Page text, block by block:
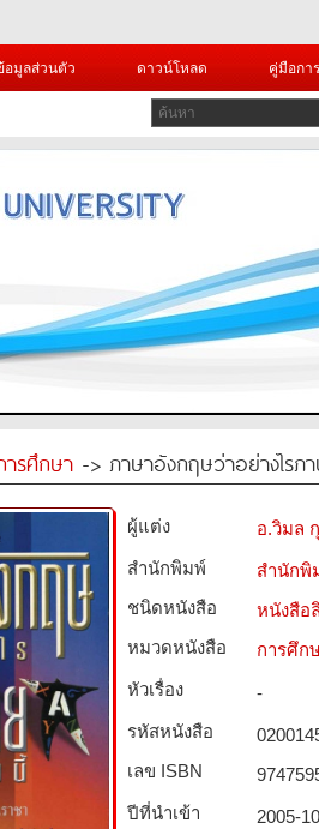
อมูลส่วนตัว ดาวน์โหลด คู่มือกา
ารศึกษา -> ภาษาอังกฤษว่าอย่างไรภ
ผู้แต่ง
อ.วิมล
สำนักพิมพ์
สำนักพิ
ชนิดหนังสือ­
หนังสือ
หมวดหนังสือ­
การศึก
หัวเรื่อง
-
รหัสหนังสือ­
เลข ISBN
ปีที่นำเข้า
2005-